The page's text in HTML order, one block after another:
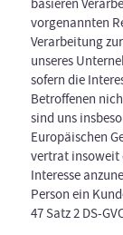
basieren
vorgenannten
Verarbeitung
unseres
sofern die
Betroffenen
sind uns
Europäischen
vertrat insoweit
Interesse
Person ein
47 Satz 2 DS-